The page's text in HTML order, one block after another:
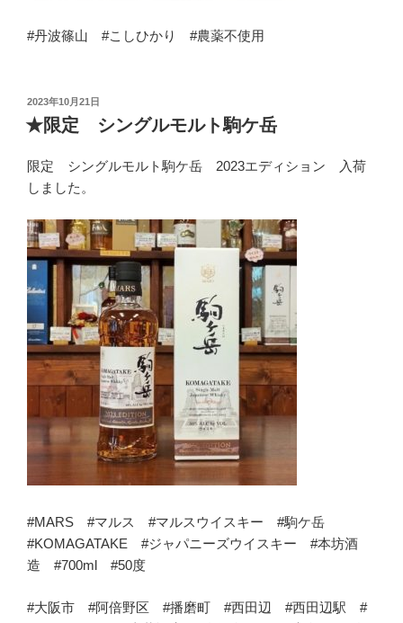
#丹波篠山 #こしひかり #農薬不使用
投
稿
日:
2023年10月21日
★限定 シングルモルト駒ケ岳
限定 シングルモルト駒ケ岳 2023エディション 入荷
しました。
#MARS #マルス #マルスウイスキー #駒ケ岳
#KOMAGATAKE #ジャパニーズウイスキー #本坊酒
造 #700ml #50度
#大阪市 #阿倍野区 #播磨町 #西田辺 #西田辺駅 #